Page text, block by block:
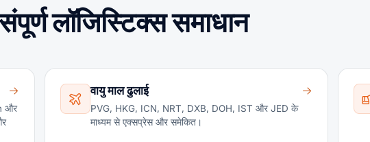
लॉजिस्टिक्स समाधान
और
वायु माल ढुलाई
PVG, HKG, ICN, NRT, DXB, DOH, IST और JED के
माध्यम से एक्सप्रेस और समेकित।